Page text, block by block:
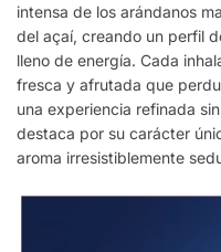
intensa de los arándanos
del açaí, creando un perfil
lleno de energía. Cada
fresca y afrutada que
una experiencia refinada
destaca por su carácter
aroma irresistiblemente